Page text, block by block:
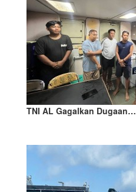
TNI AL Gagalkan Dugaan…